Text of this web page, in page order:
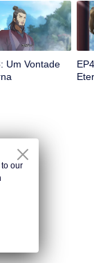
Um Vontade
our